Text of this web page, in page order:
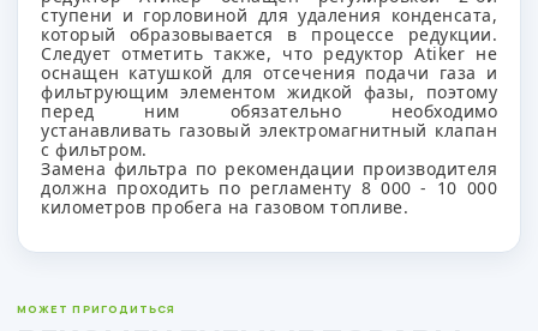
ступени и горловиной для удаления конденсата,
который образовывается в процессе редукции.
Следует отметить также, что редуктор Atiker не
оснащен катушкой для отсечения подачи газа и
фильтрующим элементом жидкой фазы, поэтому
перед ним обязательно необходимо
устанавливать газовый электромагнитный клапан
с фильтром.
Замена фильтра по рекомендации производителя
должна проходить по регламенту 8 000 - 10 000
километров пробега на газовом топливе.
МОЖЕТ ПРИГОДИТЬСЯ